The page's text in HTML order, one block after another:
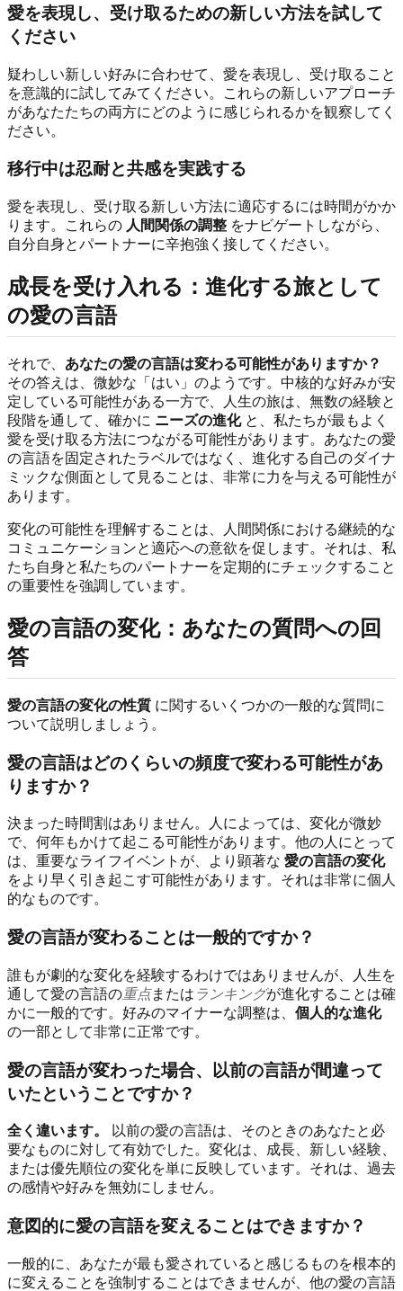
愛を表現し、受け取るための新しい方法を試して
ください
疑わしい新しい好みに合わせて、愛を表現し、受け取ること
を意識的に試してみてください。これらの新しいアプローチ
があなたたちの両方にどのように感じられるかを観察してく
ださい。
移行中は忍耐と共感を実践する
愛を表現し、受け取る新しい方法に適応するには時間がかか
ります。これらの 人間関係の調整 をナビゲートしながら、
自分自身とパートナーに辛抱強く接してください。
成長を受け入れる：進化する旅として
の愛の言語
それで、 あなたの愛の言語は変わる可能性がありますか？
その答えは、微妙な「はい」のようです。中核的な好みが安
定している可能性がある一方で、人生の旅は、無数の経験と
段階を通して、確かに ニーズの進化と、私たちが最もよく
愛を受け取る方法につながる可能性があります。あなたの愛
の言語を固定されたラベルではなく、進化する自己のダイナ
ミックな側面として見ることは、非常に力を与える可能性が
あります。
変化の可能性を理解することは、人間関係における継続的な
コミュニケーションと適応への意欲を促します。それは、私
たち自身と私たちのパートナーを定期的にチェックすること
の重要性を強調しています。
愛の言語の変化：あなたの質問への回
答
愛の言語の変化の性質 に関するいくつかの一般的な質問に
ついて説明しましょう。
愛の言語はどのくらいの頻度で変わる可能性があ
りますか？
決まった時間割はありません。人によっては、変化が微妙
で、何年もかけて起こる可能性があります。他の人にとって
は、重要なライフイベントが、より顕著な 愛の言語の変化
をより早く引き起こす可能性があります。それは非常に個人
的なものです。
愛の言語が変わることは一般的ですか？
誰もが劇的な変化を経験するわけではありませんが、人生を
通して愛の言語の重点または ランキングが進化することは確
かに一般的です。好みのマイナーな調整は、 個人的な進化
の一部として非常に正常です。
愛の言語が変わった場合、以前の言語が間違って
いたということですか？
全く違います。
以前の愛の言語は、そのときのあなたと必
要なものに対して有効でした。変化は、成長、新しい経験、
または優先順位の変化を単に反映しています。それは、過去
の感情や好みを無効にしません。
意図的に愛の言語を変えることはできますか？
一般的に、あなたが最も愛されていると感じるものを根本的
に変えることを強制することはできませんが、他の愛の言語